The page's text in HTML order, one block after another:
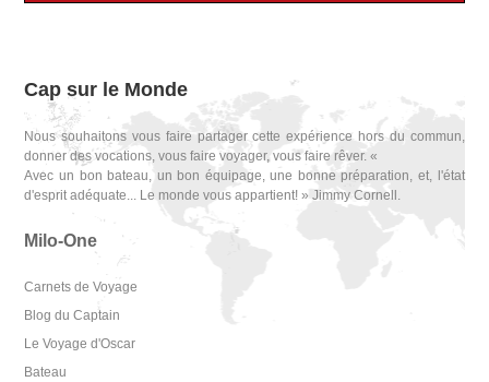
Cap sur le Monde
Nous souhaitons vous faire partager cette expérience hors du commun,
donner des vocations, vous faire voyager, vous faire rêver. «
Avec un bon bateau, un bon équipage, une bonne préparation, et, l'état
d'esprit adéquate... Le monde vous appartient! » Jimmy Cornell.
Milo-One
Carnets de Voyage
Blog du Captain
Le Voyage d'Oscar
Bateau